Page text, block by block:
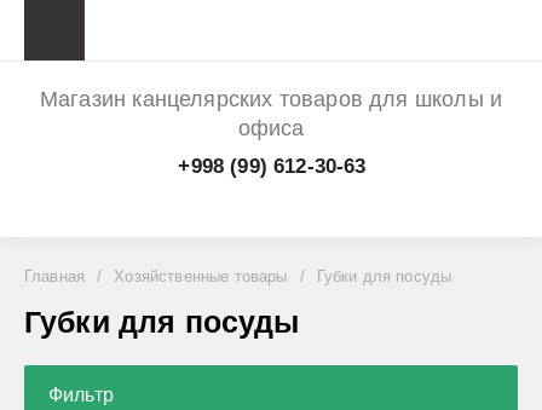
Магазин канцелярских товаров для школы и
офиса
+998 (99) 612-30-63
Главная / Хозяйственные товары / Губки для посуды
Губки для посуды
Фильтр